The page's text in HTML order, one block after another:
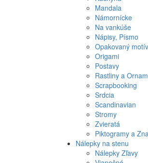
Mandala
Námornícke
Na vankúše
Nápisy, Písmo
Opakovaný motív
Origami
Postavy
Rastliny a
Scrapbooking
Srdcia
Scandinavian
Stromy
Zvieratá
Piktogramy a
Nálepky na stenu
Nálepky Zľavy